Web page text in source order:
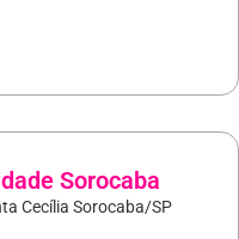
Sorocaba
Cecília Sorocaba/SP